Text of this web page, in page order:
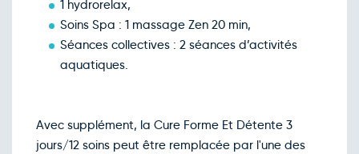
1 hydrorelax,
Soins Spa : 1 massage Zen 20 min,
Séances collectives : 2 séances d’activités
aquatiques.
Avec supplément, la Cure Forme Et Détente 3
jours/12 soins peut être remplacée par l'une des